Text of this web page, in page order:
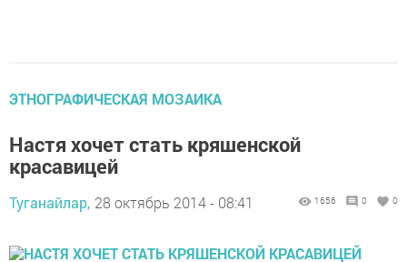
ЭТНОГРАФИЧЕСКАЯ МОЗАИКА
Настя хочет стать кряшенской
красавицей
Туганайлар, 28 октябрь 2014 - 08:41 1656 0 0